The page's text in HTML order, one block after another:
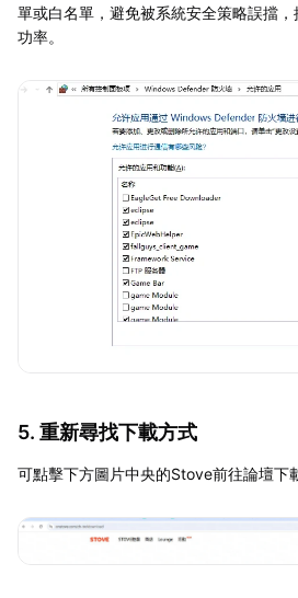
單或白名單，避免被系統安全策略誤擋
功率。
5. 重新尋找下載方式
可點擊下方圖片中央的Stove前往論壇下